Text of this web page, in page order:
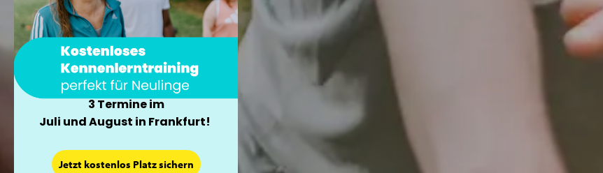
3 Termine im
Juli und August in Frankfurt!
Jetzt kostenlos Platz sichern